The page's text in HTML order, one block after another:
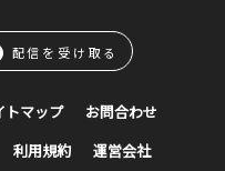
配信を受け取る
トマップ お問合わせ
利用規約 運営会社